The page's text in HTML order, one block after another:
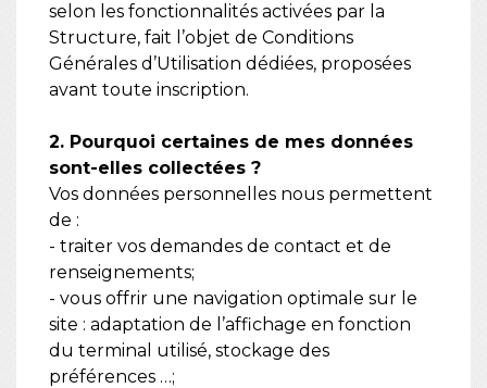
selon les fonctionnalités activées par la
Structure, fait l’objet de Conditions
Générales d’Utilisation dédiées, proposées
avant toute inscription.
2. Pourquoi certaines de mes données
sont-elles collectées ?
Vos données personnelles nous permettent
de :
- traiter vos demandes de contact et de
renseignements;
- vous offrir une navigation optimale sur le
site : adaptation de l’affichage en fonction
du terminal utilisé, stockage des
préférences …;